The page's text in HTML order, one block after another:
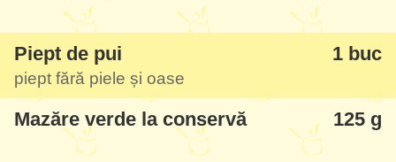
Piept de pui 1 buc
piept fără piele și oase
Mazăre verde la conservă 125 g